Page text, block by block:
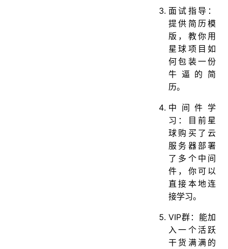
面试指导：
提供简历模
版，教你用
星球项目如
何包装一份
牛逼的简
历。
中间件学
习：目前星
球购买了云
服务器部署
了多个中间
件，你可以
直接本地连
接学习。
VIP群：能加
入一个活跃
干货满满的